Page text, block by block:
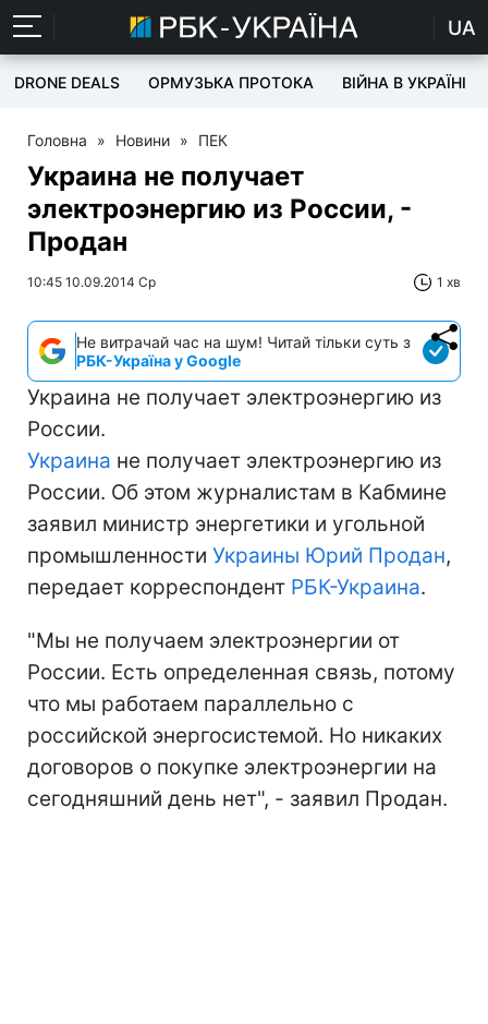
UA
DRONE DEALS ОРМУЗЬКА ПРОТОКА ВІЙНА В УКРАЇНІ
Головна » Новини » ПЕК
Украина не получает
электроэнергию из России, -
Продан
10:45 10.09.2014 Ср 1 хв
Не витрачай час на шум! Читай тільки суть з
РБК-Україна у Google
Украина не получает электроэнергию из
России.
Украина не получает электроэнергию из
России. Об этом журналистам в Кабмине
заявил министр энергетики и угольной
промышленности Украины Юрий Продан,
передает корреспондент РБК-Украина.
"Мы не получаем электроэнергии от
России. Есть определенная связь, потому
что мы работаем параллельно с
российской энергосистемой. Но никаких
договоров о покупке электроэнергии на
сегодняшний день нет", - заявил Продан.